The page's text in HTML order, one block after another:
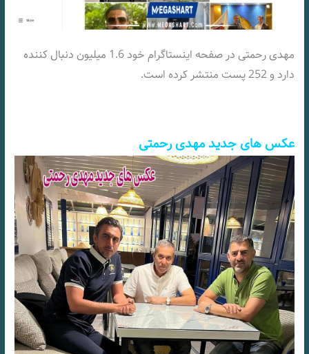
مهدی رحمتی در صفحه اینستاگرام خود 1.6 میلیون دنبال کننده
دارد و 252 پست منتشر کرده است.
عکس های جدید مهدی رحمتی